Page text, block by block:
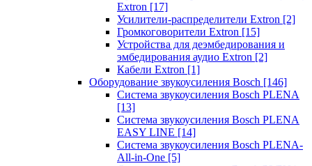
Extron [17]
Усилители-распределители Extron [2]
Громкоговорители Extron [15]
Устройства для деэмбедирования и
эмбедирования аудио Extron [2]
Кабели Extron [1]
Оборудование звукоусиления Bosch [146]
Система звукоусиления Bosch PLENA
[13]
Система звукоусиления Bosch PLENA
EASY LINE [14]
Система звукоусиления Bosch PLENA-
All-in-One [5]